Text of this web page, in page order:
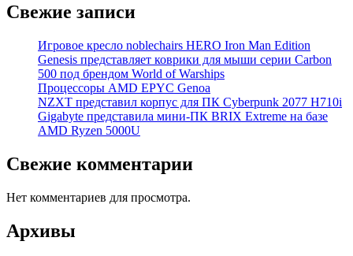
Свежие записи
Игровое кресло noblechairs HERO Iron Man Edition
Genesis представляет коврики для мыши серии Carbon
500 под брендом World of Warships
Процессоры AMD EPYC Genoa
NZXT представил корпус для ПК Cyberpunk 2077 H710i
Gigabyte представила мини-ПК BRIX Extreme на базе
AMD Ryzen 5000U
Свежие комментарии
Нет комментариев для просмотра.
Архивы